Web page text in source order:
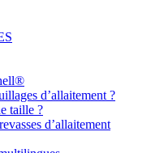
d’allaitement ?
taille ?
d’allaitement